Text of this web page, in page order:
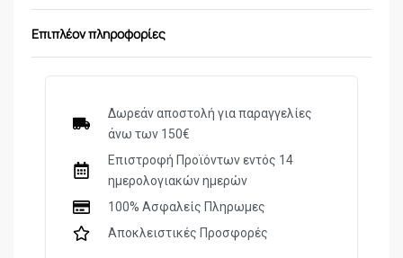
Επιπλέον πληροφορίες
Δωρεάν αποστολή για παραγγελίες
άνω των 150€
Επιστροφή Προϊόντων εντός 14
ημερολογιακών ημερών
100% Ασφαλείς Πληρωμες
Αποκλειστικές Προσφορές